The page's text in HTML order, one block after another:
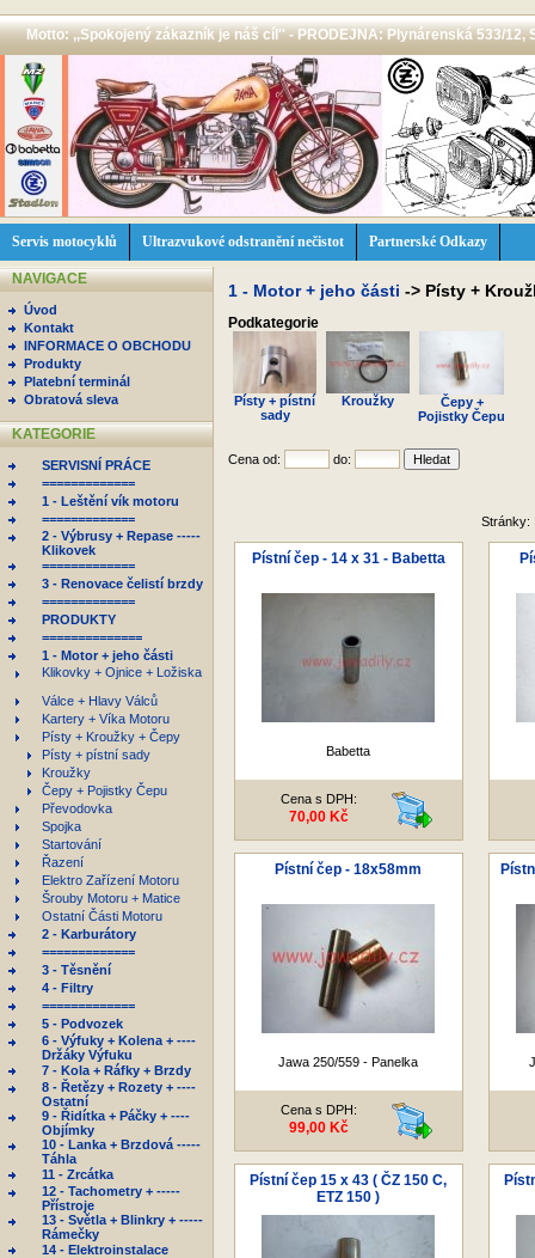
Motto: ,,Spokojený zákazník je náš cíl'' - PRODEJNA: Plynárenská 533/12,
Servis motocyklů Ultrazvukové odstranění nečistot Partnerské Odkazy
NAVIGACE
Úvod
Kontakt
INFORMACE O OBCHODU
Produkty
Platební terminál
Obratová sleva
KATEGORIE
SERVISNÍ PRÁCE
=============
1 - Leštění vík motoru
=============
2 - Výbrusy + Repase -----
Klikovek
=============
3 - Renovace čelistí brzdy
=============
PRODUKTY
==============
1 - Motor + jeho části
Klikovky + Ojnice + Ložiska
Válce + Hlavy Válců
Kartery + Víka Motoru
Písty + Kroužky + Čepy
Písty + pístní sady
Kroužky
Čepy + Pojistky Čepu
Převodovka
Spojka
Startování
Řazení
Elektro Zařízení Motoru
Šrouby Motoru + Matice
Ostatní Části Motoru
2 - Karburátory
=============
3 - Těsnění
4 - Filtry
=============
5 - Podvozek
6 - Výfuky + Kolena + ----
Držáky Výfuku
7 - Kola + Ráfky + Brzdy
8 - Řetězy + Rozety + ----
Ostatní
9 - Řidítka + Páčky + ----
Objímky
10 - Lanka + Brzdová -----
Táhla
11 - Zrcátka
12 - Tachometry + -----
Přístroje
13 - Světla + Blinkry + -----
Rámečky
14 - Elektroinstalace
1 - Motor + jeho části -> Písty +
Podkategorie
Písty + pístní
sady
Kroužky
Čepy +
Pojistky Čepu
Cena od: do:
Stránky:
Pístní čep - 14 x 31 - Babetta
Babetta
Cena s DPH:
70,00 Kč
Pístní čep - 18x58mm
Jawa 250/559 - Panelka
Cena s DPH:
99,00 Kč
Pístní čep 15 x 43 ( ČZ 150 C,
ETZ 150 )